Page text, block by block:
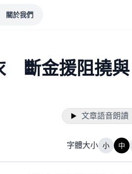
關於我們
斷金援阻撓與
文章語音朗讀
字體大小 小 中